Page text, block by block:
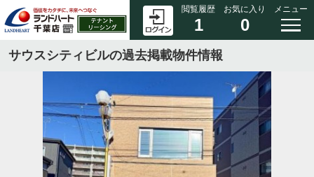
閲覧履歴
1
お気に入り
0
メニュー
サウスシティビルの過去掲載物件情報